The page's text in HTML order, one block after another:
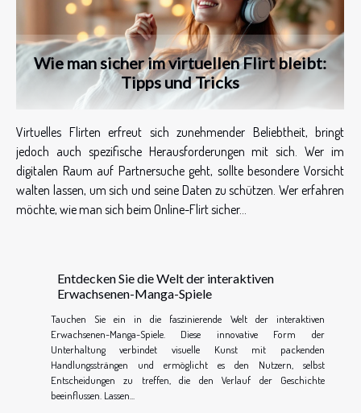
Wie man sicher im virtuellen Flirt bleibt:
Tipps und Tricks
Virtuelles Flirten erfreut sich zunehmender Beliebtheit, bringt
jedoch auch spezifische Herausforderungen mit sich. Wer im
digitalen Raum auf Partnersuche geht, sollte besondere Vorsicht
walten lassen, um sich und seine Daten zu schützen. Wer erfahren
möchte, wie man sich beim Online-Flirt sicher...
Entdecken Sie die Welt der interaktiven
Erwachsenen-Manga-Spiele
Tauchen Sie ein in die faszinierende Welt der interaktiven
Erwachsenen-Manga-Spiele. Diese innovative Form der
Unterhaltung verbindet visuelle Kunst mit packenden
Handlungssträngen und ermöglicht es den Nutzern, selbst
Entscheidungen zu treffen, die den Verlauf der Geschichte
beeinflussen. Lassen...